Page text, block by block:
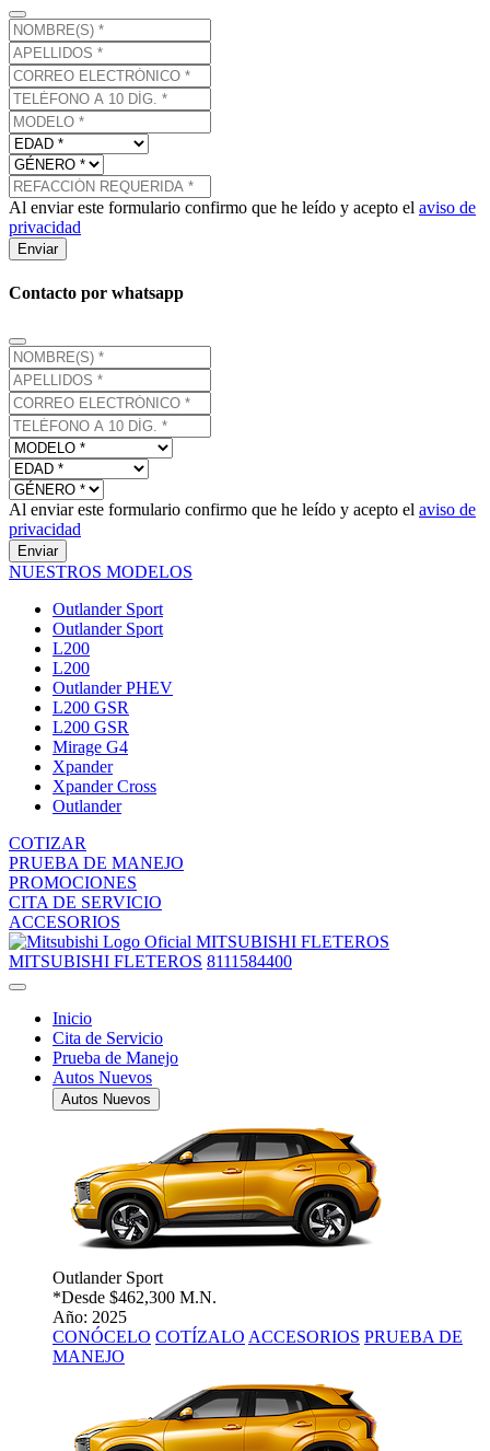
Al enviar este formulario confirmo que he leído y acepto el aviso de
privacidad
Enviar
Contacto por whatsapp
Al enviar este formulario confirmo que he leído y acepto el aviso de
privacidad
Enviar
NUESTROS MODELOS
Outlander Sport
Outlander Sport
L200
L200
Outlander PHEV
L200 GSR
L200 GSR
Mirage G4
Xpander
Xpander Cross
Outlander
COTIZAR
PRUEBA DE MANEJO
PROMOCIONES
CITA DE SERVICIO
ACCESORIOS
MITSUBISHI FLETEROS
MITSUBISHI FLETEROS 8111584400
Inicio
Cita de Servicio
Prueba de Manejo
Autos Nuevos
Autos Nuevos
Outlander Sport
*Desde $462,300 M.N.
Año: 2025
CONÓCELO COTÍZALO ACCESORIOS PRUEBA DE
MANEJO